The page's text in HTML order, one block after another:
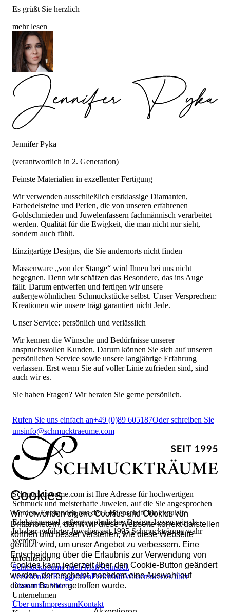
Es grüßt Sie herzlich
mehr lesen
Jennifer Pyka
(verantwortlich in 2. Generation)
Feinste Materialien in exzellenter Fertigung
Wir verwenden ausschließlich erstklassige Diamanten,
Farbedelsteine und Perlen, die von unseren erfahrenen
Goldschmieden und Juwelenfassern fachmännisch verarbeitet
werden. Qualität für die Ewigkeit, die man nicht nur sieht,
sondern auch fühlt.
Einzigartige Designs, die Sie andernorts nicht finden
Massenware „von der Stange“ wird Ihnen bei uns nicht
begegnen. Denn wir schätzen das Besondere, das ins Auge
fällt. Darum entwerfen und fertigen wir unsere
außergewöhnlichen Schmuckstücke selbst. Unser Versprechen:
Kreationen wie unsere trägt garantiert nicht Jede.
Unser Service: persönlich und verlässlich
Wir kennen die Wünsche und Bedürfnisse unserer
anspruchsvollen Kunden. Darum können Sie sich auf unseren
persönlichen Service sowie unsere langjährige Erfahrung
verlassen. Erst wenn Sie auf voller Linie zufrieden sind, sind
auch wir es.
Sie haben Fragen? Wir beraten Sie gerne persönlich.
Rufen Sie uns einfach an+49 (0)89 605187Oder schreiben Sie
unsinfo@schmucktraeume.com
Schmucktraeume.com ist Ihre Adresse für hochwertigen
Schmuck und meisterhafte Juwelen, auf die Sie angesprochen
werden. Entstanden aus der Leidenschaft für exquisite
Edelsteine und außergewöhnliches Design, lassen wir als
Inhaber-geführter Juwelier seit 1995 Schmuckträume wahr
werden.
Information
Schmuckträume nach MaßSchmuck
verschenkenRinggrößenPerleninfoWissenswertes über
DiamantenVideos
Unternehmen
Über unsImpressumKontakt
Cookies
Wir verwenden eigene Cookies und Cookies von
Drittanbietern, damit wir diese Webseite korrekt darstellen
können und besser verstehen, wie diese Webseite
genutzt wird, um unser Angebot zu verbessern. Eine
Entscheidung über die Erlaubnis zur Verwendung von
Cookies kann jederzeit über den Cookie-Button geändert
werden, der erscheint, nachdem eine Auswahl auf
diesem Banner getroffen wurde.